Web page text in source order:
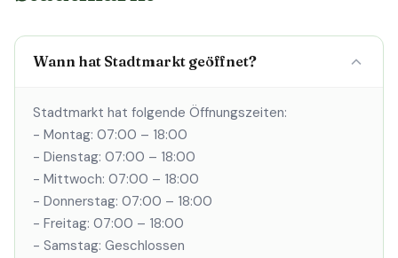
Wann hat Stadtmarkt geöffnet?
Stadtmarkt hat folgende Öffnungszeiten:
- Montag: 07:00 – 18:00
- Dienstag: 07:00 – 18:00
- Mittwoch: 07:00 – 18:00
- Donnerstag: 07:00 – 18:00
- Freitag: 07:00 – 18:00
- Samstag: Geschlossen